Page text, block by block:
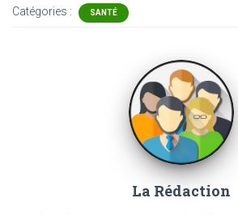
Catégories : SANTÉ
La Rédaction